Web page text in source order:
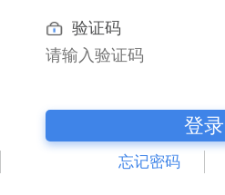
验证码
登录
忘记密码